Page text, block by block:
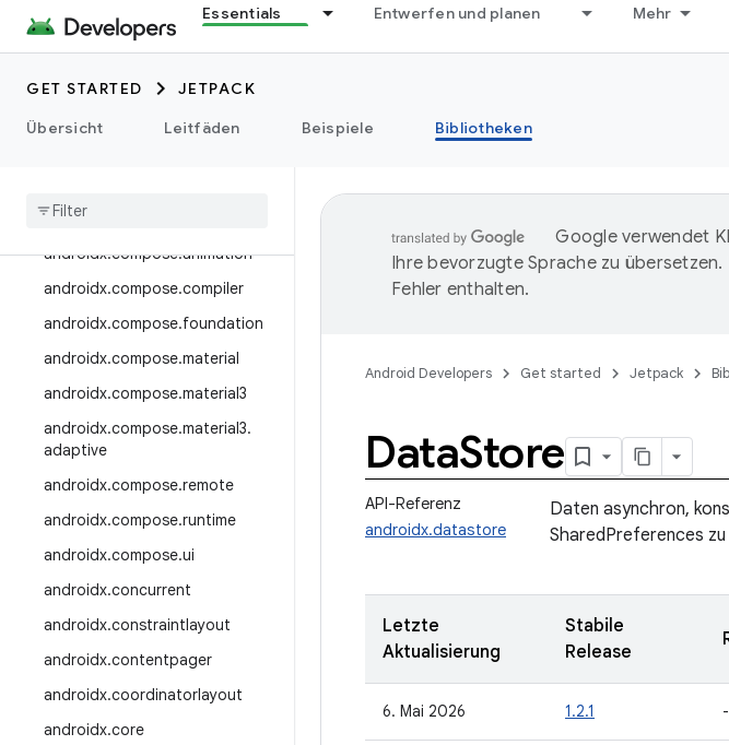
Essentials Entwerfen und planen Mehr
GET STARTED
JETPACK
Übersicht
Leitfäden Beispiele Bibliotheken
androidx.camera.media3
androidx.camera.viewfinder
androidx.car
androidx
androidx.compose.animation
androidx.compose.compiler
androidx.compose.foundation
androidx.compose.material
androidx.compose.material3
androidx.compose.material3.
adaptive
androidx.compose.remote
androidx.compose.runtime
androidx.compose.ui
androidx.concurrent
androidx.constraintlayout
androidx.contentpager
androidx.coordinatorlayout
androidx.core
Google verwendet
Ihre bevorzugte Sprache zu
Fehler enthalten.
Android Developers Get started Jetpack
DataStore
API-Referenz
androidx.datastore
Daten asynchron,
SharedPreferences zu
Letzte
Aktualisierung
Stabile
Release
6. Mai 2026 1.2.1 -